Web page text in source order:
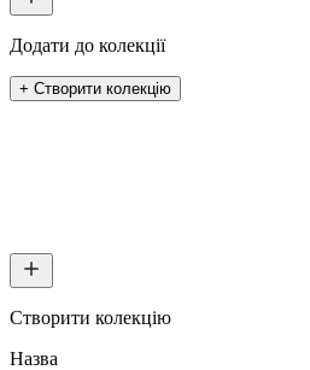
Додати до колекції
+ Створити колекцію
Створити колекцію
Назва